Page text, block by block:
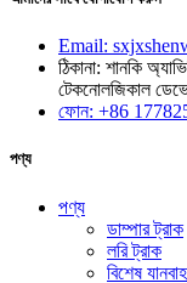
Email:
ঠিকানা: শানকি
টেকনোলজিকাল
ফোন: +86
পণ্য
পণ্য
ডাম্পার ট্রাক
লরি ট্রাক
বিশেষ